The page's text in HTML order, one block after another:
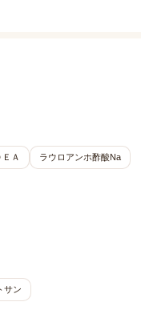
Ａ
ラウロアンホ酢酸Na
サン